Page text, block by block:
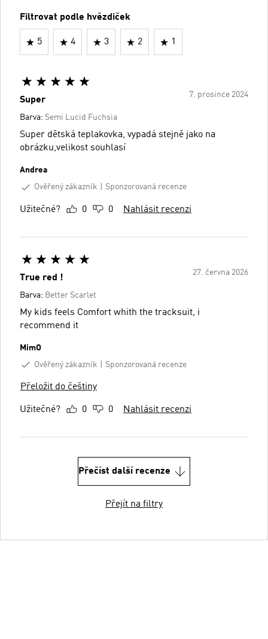
Filtrovat podle hvězdiček
5 4 3 2 1
7. prosince 2024
Super
Barva: Semi Lucid Fuchsia
Super dětská teplakovka, vypadá stejně jako na
obrázku,velikost souhlasí
Andrea
Ověřený zákazník
Sponzorovaná recenze
Užitečné? 0 0 Nahlásit recenzi
27. června 2026
True red !
Barva: Better Scarlet
My kids feels Comfort whith the tracksuit, i
recommend it
MimO
Ověřený zákazník
Sponzorovaná recenze
Přeložit do češtiny
Užitečné? 0 0 Nahlásit recenzi
Přečíst další recenze
Přejít na filtry